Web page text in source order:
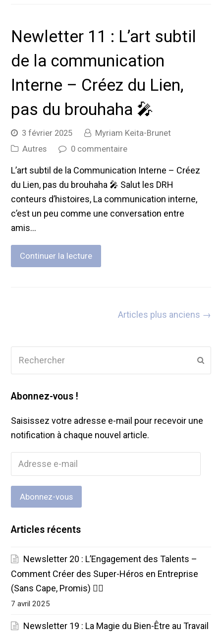
Newletter 11 : L’art subtil
de la communication
Interne – Créez du Lien,
pas du brouhaha 🎤
3 février 2025
Myriam Keita-Brunet
Autres
0 commentaire
L’art subtil de la Communication Interne – Créez
du Lien, pas du brouhaha 🎤 Salut les DRH
conteurs d’histoires, La communication interne,
c’est un peu comme une conversation entre
amis…
Continuer la lecture
Articles plus anciens →
Abonnez-vous !
Saisissez votre adresse e-mail pour recevoir une
notification à chaque nouvel article.
Adresse
e-
mail
Abonnez-vous
Articles récents
Newsletter 20 : L’Engagement des Talents –
Comment Créer des Super-Héros en Entreprise
(Sans Cape, Promis) 🦸‍♂️
7 avril 2025
Newsletter 19 : La Magie du Bien-Être au Travail